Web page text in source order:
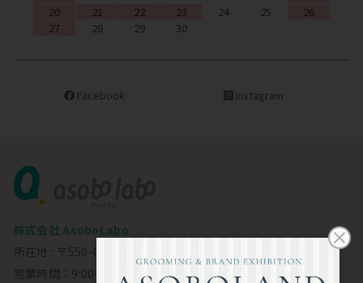
20
21 22 23 24 25
26
27
28 29 30
Facebook instagram
株式会社 AsoboLabo
所在地 : 〒550-0002 大阪市西区江戸堀1-23-11 6F
営業時間：9:00～18:00